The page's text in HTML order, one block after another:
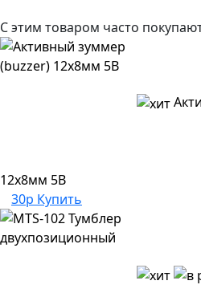
С этим товаром часто
12x8мм 5В
30р Купить